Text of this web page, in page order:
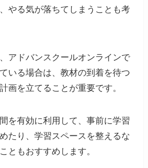
やる気が落ちてしまうことも考
アドバンスクールオンラインで
いる場合は、教材の到着を待つ
画を立てることが重要です。
を有効に利用して、事前に学習
たり、学習スペースを整えるな
ともおすすめします。